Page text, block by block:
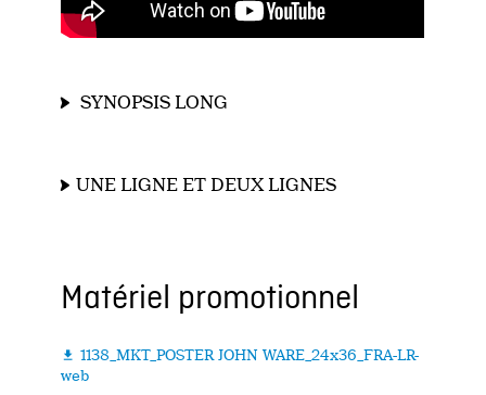
SYNOPSIS LONG
UNE LIGNE ET DEUX LIGNES
Matériel promotionnel
 1138_MKT_POSTER JOHN WARE_24x36_FRA-LR-
web